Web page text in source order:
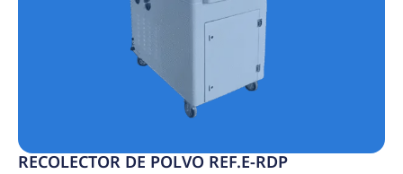
RECOLECTOR DE POLVO REF.E-RDP